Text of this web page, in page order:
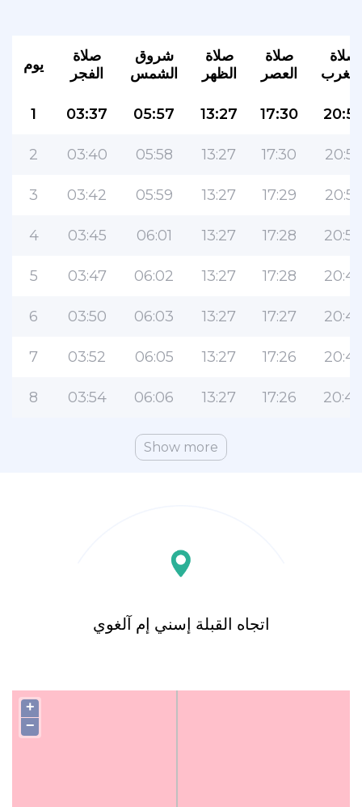
يوم
صلاة
الفجر
شروق
الشمس
صلاة
الظهر
صلاة
العصر
صلاة
1 03:37 05:57 13:27 17:30
2 03:40 05:58 13:27 17:30 20:53
3 03:42 05:59 13:27 17:29 20:52
4 03:45 06:01 13:27 17:28 20:50
5 03:47 06:02 13:27 17:28
6 03:50 06:03 13:27 17:27 20:47
7 03:52 06:05 13:27 17:26
8 03:54 06:06 13:27 17:26
Show more
اتجاه القبلة إسني إم آلغوي
+
−